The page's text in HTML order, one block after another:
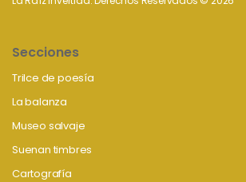
Secciones
Trilce de poesía
La balanza
Museo salvaje
Suenan timbres
Cartografía